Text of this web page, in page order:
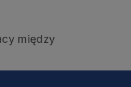
między